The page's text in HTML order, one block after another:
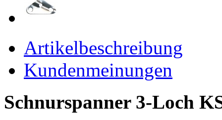
Artikelbeschreibung
Kundenmeinungen
Schnurspanner 3-Loch